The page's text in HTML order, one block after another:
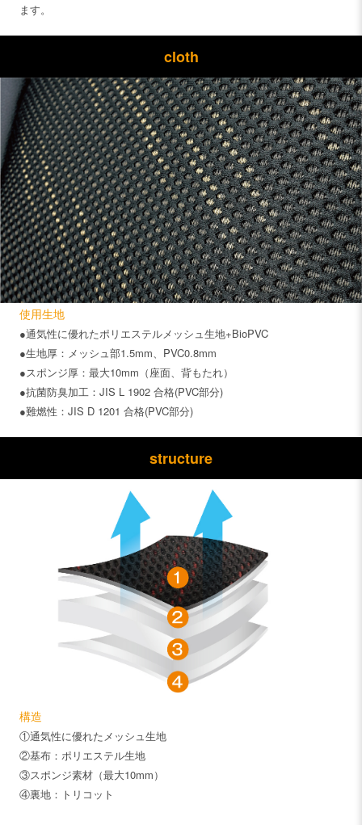
ます。
cloth
使用生地
●通気性に優れたポリエステルメッシュ生地+BioPVC
●生地厚：メッシュ部1.5mm、PVC0.8mm
●スポンジ厚：最大10mm（座面、背もたれ）
●抗菌防臭加工：JIS L 1902 合格(PVC部分)
●難燃性：JIS D 1201 合格(PVC部分)
structure
構造
①通気性に優れたメッシュ生地
②基布：ポリエステル生地
③スポンジ素材（最大10mm）
④裏地：トリコット